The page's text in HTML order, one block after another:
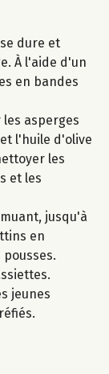
dure et
À l'aide d'un
en bandes
asperges
l'huile d'olive
les
et les
jusqu'à
en
jeunes